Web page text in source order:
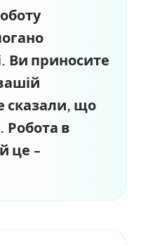
Ви приносите
сказали, що
Робота в
це -